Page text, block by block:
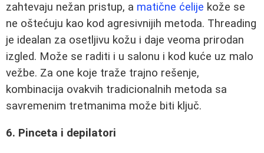
zahtevaju nežan pristup, a matične ćelije kože se
ne oštećuju kao kod agresivnijih metoda. Threading
je idealan za osetljivu kožu i daje veoma prirodan
izgled. Može se raditi i u salonu i kod kuće uz malo
vežbe. Za one koje traže trajno rešenje,
kombinacija ovakvih tradicionalnih metoda sa
savremenim tretmanima može biti ključ.
6. Pinceta i depilatori